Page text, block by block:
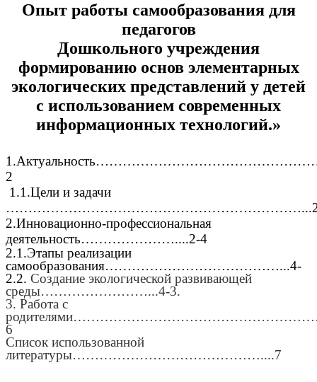
Опыт работы самообразования для
педагогов
Дошкольного учреждения
формированию основ элементарных
экологических представлений у детей
с использованием современных
информационных технологий.»
2
1.1.Цели и задачи
2.Инновационно-профессиональная
деятельность…………………....2-4
2.1.Этапы реализации
самообразования…………………………………...4-
2.2. Создание экологической развивающей
среды……………………...4-3.
3. Работа с
6
Список использованной
литературы……………………………………....7